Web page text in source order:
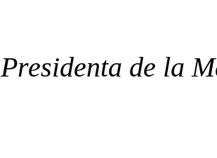
Presidenta de la